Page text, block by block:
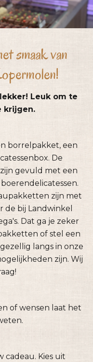
smaak van
Leuk om te
krijgen.
borrelpakket, een
De
gevuld met een
zijn met
de bij Landwinkel
Dat ga je zeker
of stel een
langs in onze
zijn. Wij
of wensen laat het
cadeau. Kies uit